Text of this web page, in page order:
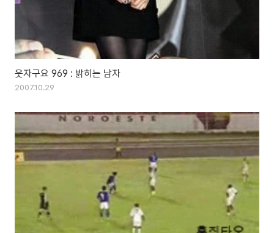
웃자구요 969 : 밝히는 남자
2007.10.29